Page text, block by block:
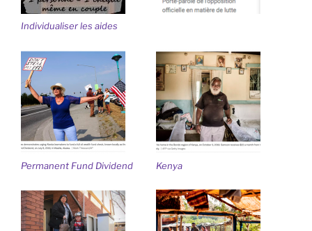
Individualiser les aides
Permanent Fund Dividend Kenya